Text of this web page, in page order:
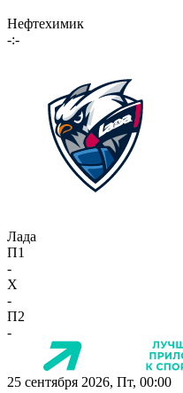
Нефтехимик
-:-
Лада
П1
-
X
-
П2
-
25 сентября 2026, Пт, 00:00